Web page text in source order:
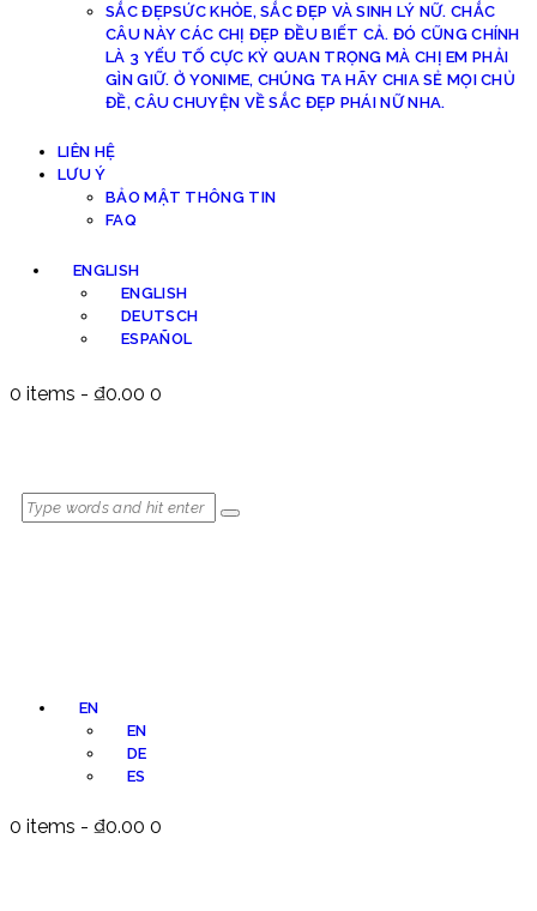
SẮC ĐẸPSỨC KHỎE, SẮC ĐẸP VÀ SINH LÝ NỮ. CHẮC
CÂU NÀY CÁC CHỊ ĐẸP ĐỀU BIẾT CẢ. ĐÓ CŨNG CHÍNH
LÀ 3 YẾU TỐ CỰC KỲ QUAN TRỌNG MÀ CHỊ EM PHẢI
GÌN GIỮ. Ở YONIME, CHÚNG TA HÃY CHIA SẺ MỌI CHỦ
ĐỀ, CÂU CHUYỆN VỀ SẮC ĐẸP PHÁI NỮ NHA.
LIÊN HỆ
LƯU Ý
BẢO MẬT THÔNG TIN
FAQ
ENGLISH
ENGLISH
DEUTSCH
ESPAÑOL
0 items - ₫0.00 0
EN
EN
DE
ES
0 items - ₫0.00 0